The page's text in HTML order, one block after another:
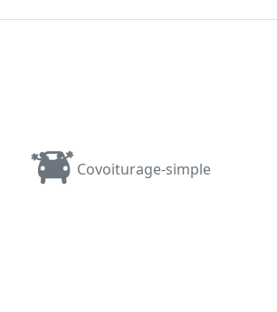
Covoiturage-simple